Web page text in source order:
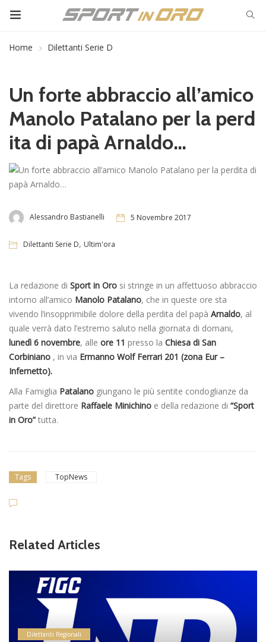
Home Dilettanti Serie D
Un forte abbraccio all’amico
Manolo Patalano per la perd
ita di papà Arnaldo…
Alessandro Bastianelli 5 Novembre 2017
Dilettanti Serie D, Ultim'ora
La redazione di Sport in Oro si stringe in un affettuoso abbraccio
intorno all’amico Manolo Patalano, che in queste ore sta
vivendo l’insopprimibile dolore della perdita del papà Arnaldo, al
quale verrà dato l’estremo saluto nella giornata di domani,
lunedì 6 novembre, alle ore 11 presso la Chiesa di San
Corbiniano , in via Ermanno Wolf Ferrari 201 (zona Eur –
Infernetto).
Alla Famiglia Patalano giungano le più sentite condoglianze da
parte del direttore Raffaele Minichino e della redazione di “Sport
in Oro” tutta.
Tags TopNews
Related Articles
Dilettanti Regionali